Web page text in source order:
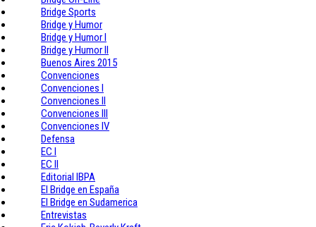
Bridge Sports
Bridge y Humor
Bridge y Humor I
Bridge y Humor II
Buenos Aires 2015
Convenciones
Convenciones I
Convenciones II
Convenciones III
Convenciones IV
Defensa
EC I
EC II
Editorial IBPA
El Bridge en España
El Bridge en Sudamerica
Entrevistas